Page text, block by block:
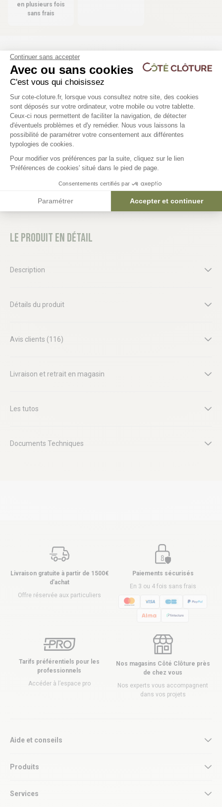
en plusieurs fois
sans frais
Les produits compatibles
5 déclinaisons
Bombe de peinture - 400 ml
13,33 €
Portail ANDALOU
846,24 €
Le produit en détail
Description
Détails du produit
Avis clients (116)
Livraison et retrait en magasin
Les tutos
Documents Techniques
Livraison gratuite à partir de 1500€
d’achat
Offre réservée aux particuliers
Paiements sécurisés
En 3 ou 4 fois sans frais
Tarifs préférentiels pour les
professionnels
Accéder à l’espace pro
Nos magasins Côté Clôture près
de chez vous
Nos experts vous accompagnent
dans vos projets
Aide et conseils
Produits
Services
Continuer sans accepter
Avec ou sans cookies
C'est vous qui choisissez
Plateforme de Gestion du
Sur cote-cloture.fr, lorsque vous consultez notre site, des cookies
sont déposés sur votre ordinateur, votre mobile ou votre tablette.
Ceux-ci nous permettent de faciliter la navigation, de détecter
d'éventuels problèmes et d'y remédier. Nous vous laissons la
possibilité de paramétrer votre consentement aux différentes
typologies de cookies.
Pour modifier vos préférences par la suite, cliquez sur le lien
'Préférences de cookies' situé dans le pied de page.
Consentements certifiés par
Paramétrer Accepter et continuer
Axeptio consent